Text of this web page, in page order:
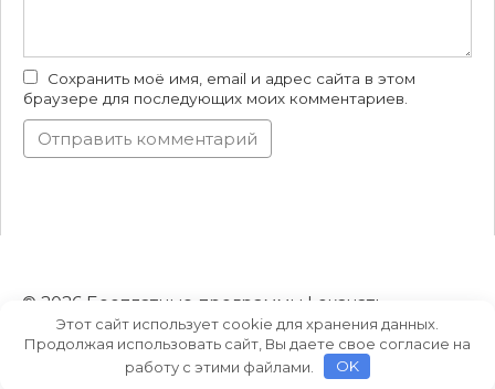
Сохранить моё имя, email и адрес сайта в этом
браузере для последующих моих комментариев.
© 2026 Бесплатные программы | скачать
торрент на русском языке
Этот сайт использует cookie для хранения данных.
Продолжая использовать сайт, Вы даете свое согласие на
работу с этими файлами.
OK